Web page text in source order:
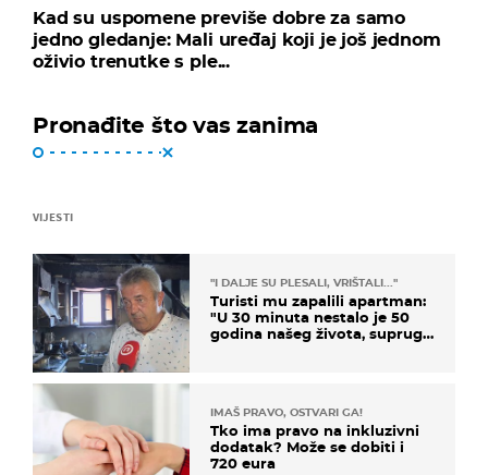
Kad su uspomene previše dobre za samo
jedno gledanje: Mali uređaj koji je još jednom
oživio trenutke s ple...
Pronađite što vas zanima
VIJESTI
"I DALJE SU PLESALI, VRIŠTALI..."
Turisti mu zapalili apartman:
"U 30 minuta nestalo je 50
godina našeg života, supruga
IMAŠ PRAVO, OSTVARI GA!
Tko ima pravo na inkluzivni
dodatak? Može se dobiti i
720 eura